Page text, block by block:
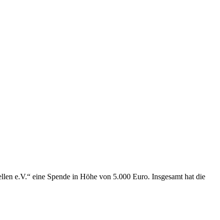
e.V.“ eine Spende in Höhe von 5.000 Euro. Insgesamt hat die